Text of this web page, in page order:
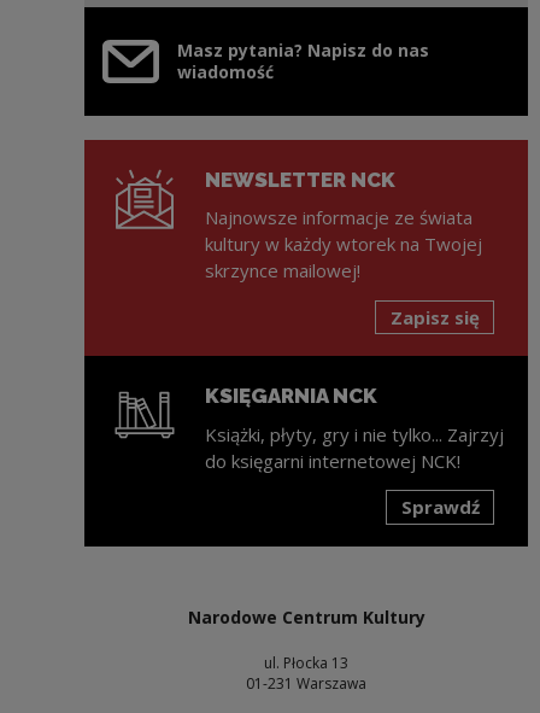
Masz pytania? Napisz do nas
wiadomość
NEWSLETTER NCK
Najnowsze informacje ze świata
kultury w każdy wtorek na Twojej
skrzynce mailowej!
Zapisz się
KSIĘGARNIA NCK
Książki, płyty, gry i nie tylko... Zajrzyj
do księgarni internetowej NCK!
Sprawdź
Narodowe Centrum Kultury
ul. Płocka 13
01-231 Warszawa